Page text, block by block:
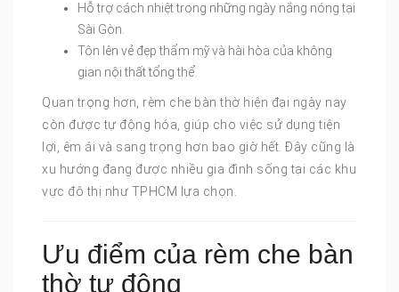
Hỗ trợ cách nhiệt trong những ngày nắng nóng tại
Sài Gòn.
Tôn lên vẻ đẹp thẩm mỹ và hài hòa của không
gian nội thất tổng thể.
Quan trọng hơn, rèm che bàn thờ hiện đại ngày nay
còn được tự động hóa, giúp cho việc sử dụng tiện
lợi, êm ái và sang trọng hơn bao giờ hết. Đây cũng là
xu hướng đang được nhiều gia đình sống tại các khu
vực đô thị như TPHCM lựa chọn.
Ưu điểm của rèm che bàn
thờ tự động